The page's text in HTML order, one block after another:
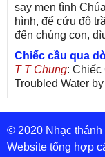
say men tình
hình, để cứu độ
đến chúng con,
Chiếc cầu qua
T T Chung: Chiếc
Troubled Water
26, 1970) Lời
Chung Tử Lưu
De Colores! (Lời
Son Vu: Bài hát
© 2020 Nhạc thánh
Website tổng hợp